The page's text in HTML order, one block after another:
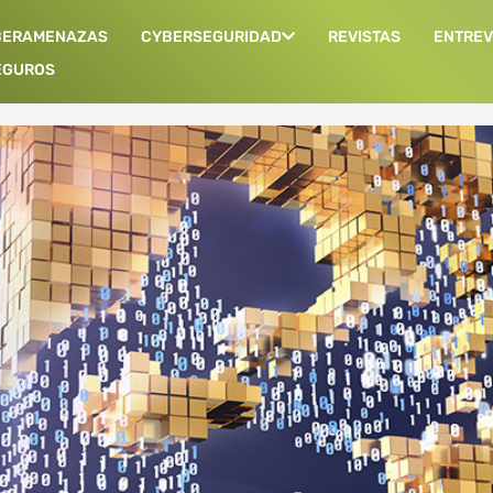
CYBERSEGURIDAD REVISTAS